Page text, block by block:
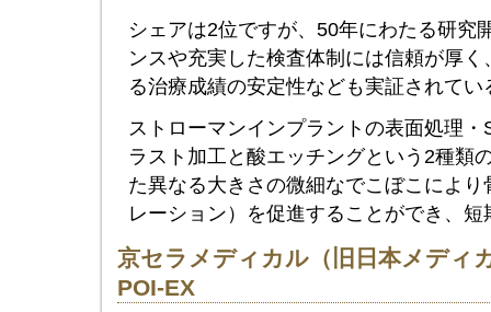
シェアは2位ですが、50年にわたる研究
ンスや充実した検査体制には信頼が厚
る治療成績の安定性なども実証されて
ストローマンインプラントの表面処理
ラスト加工と酸エッチングという2種類
た異なる大きさの微細なでこぼこによ
レーション）を促進することができ、
京セラメディカル（旧日本メディ
POI-EX